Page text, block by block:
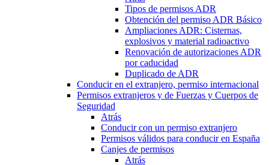
Tipos de permisos ADR
Obtención del permiso ADR Básico
Ampliaciones ADR: Cisternas,
explosivos y material radioactivo
Renovación de autorizaciones ADR
por caducidad
Duplicado de ADR
Conducir en el extranjero, permiso internacional
Permisos extranjeros y de Fuerzas y Cuerpos de
Seguridad
Atrás
Conducir con un permiso extranjero
Permisos válidos para conducir en España
Canjes de permisos
Atrás